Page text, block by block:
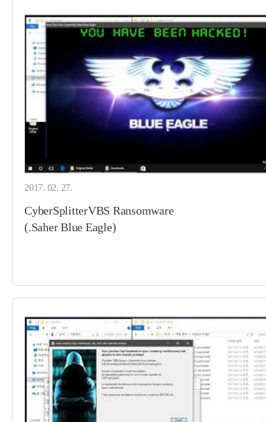
2017. 02. 27.
CyberSplitterVBS Ransomware
(.Saher Blue Eagle)